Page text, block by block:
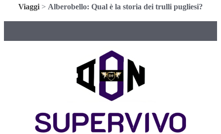
Viaggi > Alberobello: Qual è la storia dei trulli pugliesi?